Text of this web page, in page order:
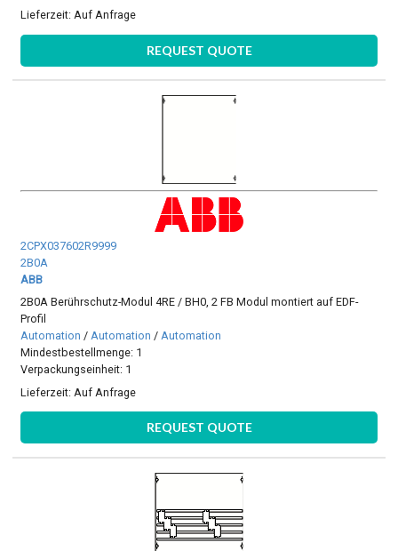
Lieferzeit:Auf Anfrage
REQUEST QUOTE
2CPX037602R9999
2B0A
ABB
2B0A Berührschutz-Modul 4RE / BH0, 2 FB Modul montiert auf EDF-
Profil
Automation /Automation /Automation
Mindestbestellmenge: 1
Verpackungseinheit: 1
Lieferzeit: Auf Anfrage
REQUEST QUOTE